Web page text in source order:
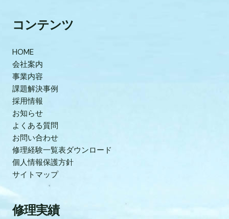
コンテンツ
HOME
会社案内
事業内容
課題解決事例
採用情報
お知らせ
よくある質問
お問い合わせ
修理経験一覧表ダウンロード
個人情報保護方針
サイトマップ
修理実績